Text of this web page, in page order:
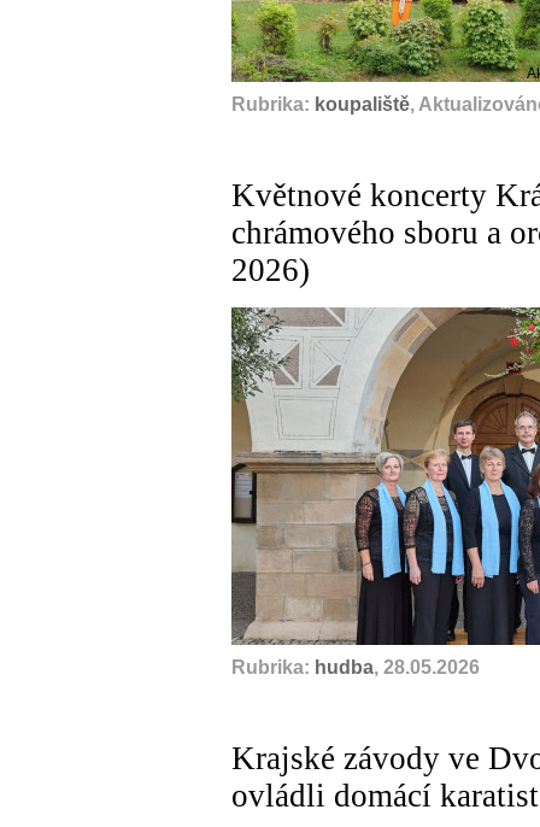
Rubrika: koupaliště,
Květnové koncerty
chrámového sboru a
2026)
Rubrika: hudba, 28.05.2026
Krajské závody ve
ovládli domácí